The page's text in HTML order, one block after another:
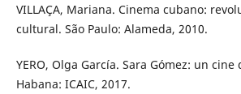
VILLAÇA, Mariana. Cinema cubano:
cultural. São Paulo: Alameda, 2010.
YERO, Olga García. Sara Gómez: un cine
Habana: ICAIC, 2017.